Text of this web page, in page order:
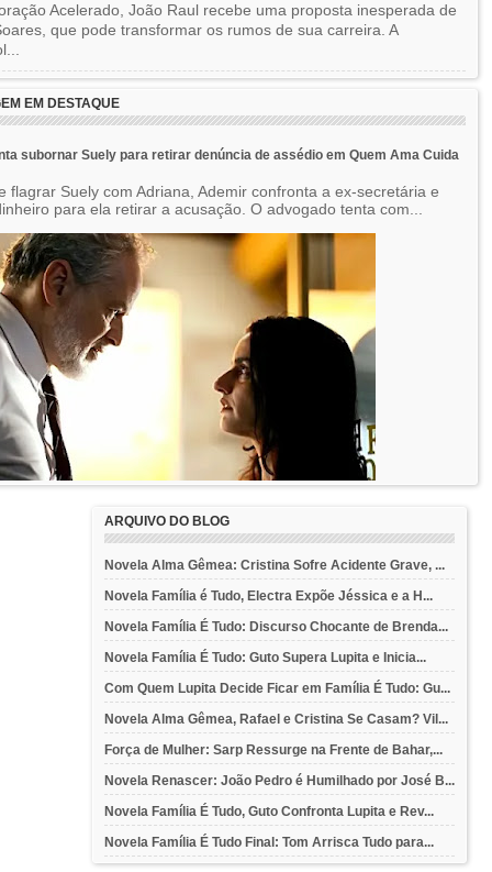
Acelerado, João Raul recebe uma proposta inesperada de
que pode transformar os rumos de sua carreira. A
EM DESTAQUE
subornar Suely para retirar denúncia de assédio em Quem Ama Cuida
flagrar Suely com Adriana, Ademir confronta a ex-secretária e
para ela retirar a acusação. O advogado tenta com...
ARQUIVO DO BLOG
Novela Alma Gêmea: Cristina Sofre Acidente Grave, ...
Novela Família é Tudo, Electra Expõe Jéssica e a H...
Novela Família É Tudo: Discurso Chocante de Brenda...
Novela Família É Tudo: Guto Supera Lupita e Inicia...
Com Quem Lupita Decide Ficar em Família É Tudo: Gu...
Novela Alma Gêmea, Rafael e Cristina Se Casam? Vil...
Força de Mulher: Sarp Ressurge na Frente de Bahar,...
Novela Renascer: João Pedro é Humilhado por José B...
Novela Família É Tudo, Guto Confronta Lupita e Rev...
Novela Família É Tudo Final: Tom Arrisca Tudo para...